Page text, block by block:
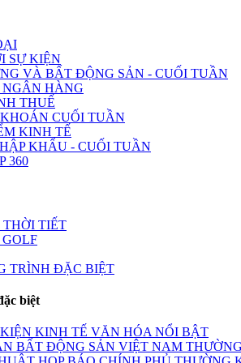
SỰ KIỆN
VÀ BẤT ĐỘNG SẢN - CUỐI TUẦN
NGÂN HÀNG
THUẾ
CUỐI TUẦN
KINH TẾ
KHẨU - CUỐI TUẦN
360
TIẾT
TRÌNH ĐẶC BIỆT
biệt
KINH TẾ VĂN HÓA NỔI BẬT
BẤT ĐỘNG SẢN VIỆT NAM